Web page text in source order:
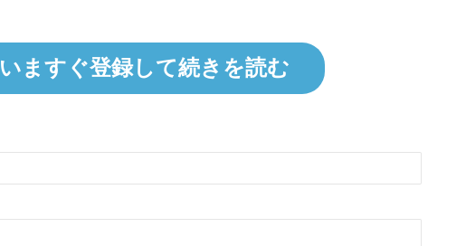
いますぐ登録して続きを読む